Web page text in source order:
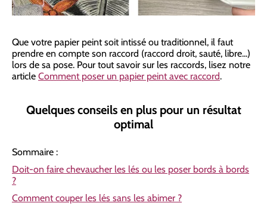
Que votre papier peint soit intissé ou traditionnel, il faut
prendre en compte son raccord (raccord droit, sauté, libre...)
lors de sa pose. Pour tout savoir sur les raccords, lisez notre
article Comment poser un papier peint avec raccord.
Quelques conseils en plus pour un résultat
optimal
Sommaire :
Doit-on faire chevaucher les lés ou les poser bords à bords
?
Comment couper les lés sans les abimer ?